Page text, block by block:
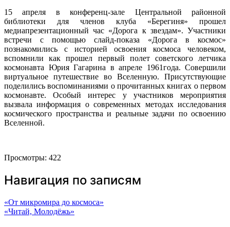
15 апреля в конференц-зале Центральной районной
библиотеки для членов клуба «Берегиня» прошел
медиапрезентационный час «Дорога к звездам». Участники
встречи с помощью слайд-показа «Дорога в космос»
познакомились с историей освоения космоса человеком,
вспомнили как прошел первый полет советского летчика
космонавта Юрия Гагарина в апреле 1961года. Совершили
виртуальное путешествие во Вселенную. Присутствующие
поделились воспоминаниями о прочитанных книгах о первом
космонавте. Особый интерес у участников мероприятия
вызвала информация о современных методах исследования
космического пространства и реальные задачи по освоению
Вселенной.
Просмотры: 422
Навигация по записям
«От микромира до космоса»
«Читай, Молодёжь»